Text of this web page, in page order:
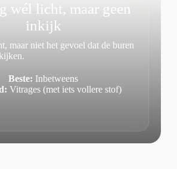
wél licht, maar geen
inkijk
maar niet het gevoel dat de buren
Beste: Inbetweens
Vitrages (met iets vollere stof)